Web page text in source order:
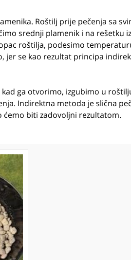
Roštilj prije pečenja sa
srednji plamenik i na rešetku
roštilja, podesimo
jer se kao rezultat principa
ga otvorimo, izgubimo u
Indirektna metoda je slična
ćemo biti zadovoljni rezultatom.